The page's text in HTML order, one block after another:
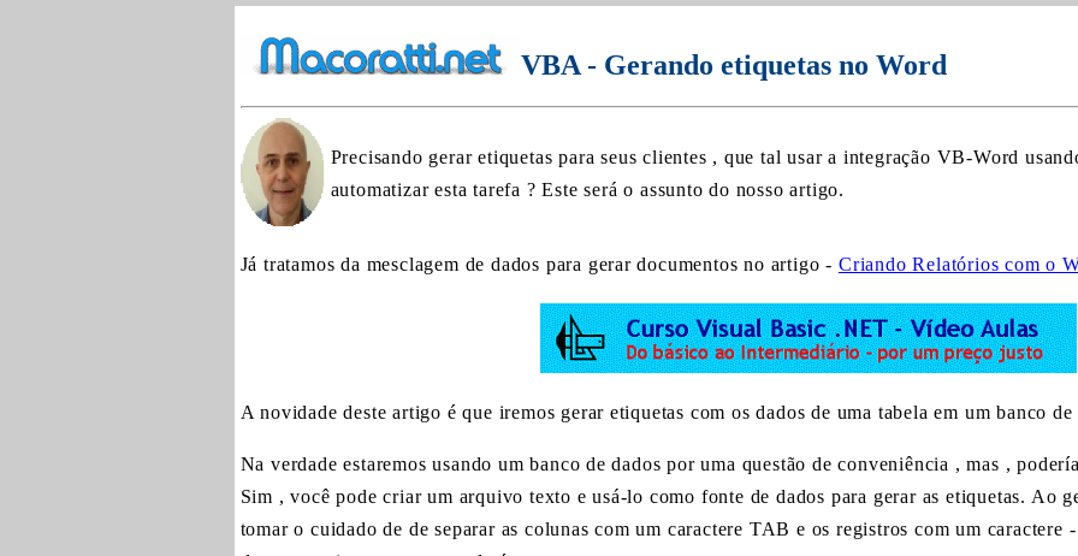
VBA - Gerando etiquetas no Word
Precisando gerar etiquetas para seus clientes , que tal usar a integração VB-Word
automatizar esta tarefa ? Este será o assunto do nosso artigo.
Já tratamos da mesclagem de dados para gerar documentos no artigo - Criando Relatórios com o
A novidade deste artigo é que iremos gerar etiquetas com os dados de uma tabela em um banco de
Na verdade estaremos usando um banco de dados por uma questão de conveniência , mas ,
Sim , você pode criar um arquivo texto e usá-lo como fonte de dados para gerar as etiquetas. Ao
tomar o cuidado de de separar as colunas com um caractere TAB e os registros com um